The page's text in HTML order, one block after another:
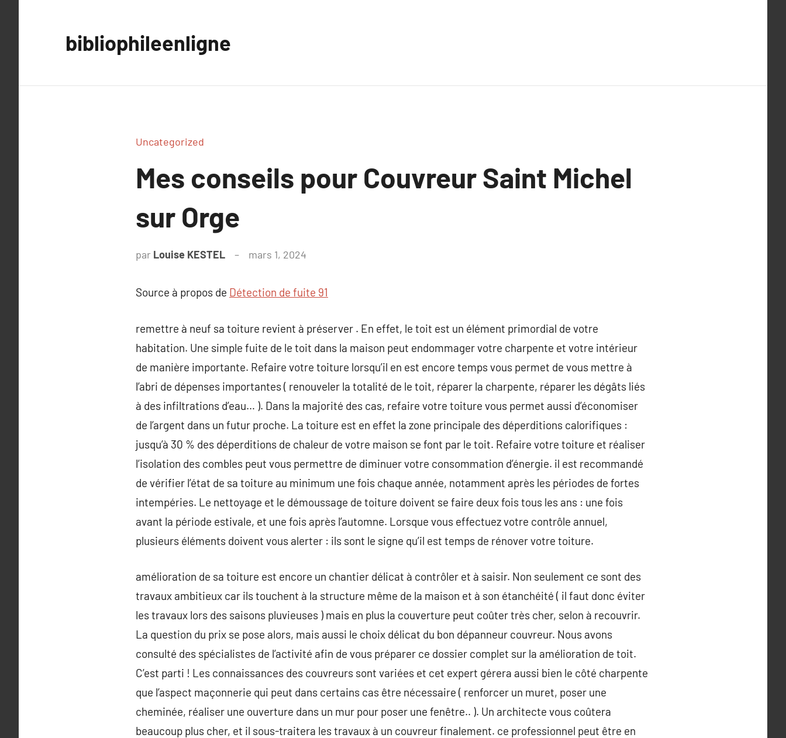
bibliophileenligne
Uncategorized
Mes conseils pour Couvreur Saint Michel
sur Orge
par Louise KESTEL mars 1, 2024
Source à propos de Détection de fuite 91
remettre à neuf sa toiture revient à préserver . En effet, le toit est un élément primordial de votre
habitation. Une simple fuite de le toit dans la maison peut endommager votre charpente et votre intérieur
de manière importante. Refaire votre toiture lorsqu’il en est encore temps vous permet de vous mettre à
l’abri de dépenses importantes ( renouveler la totalité de le toit, réparer la charpente, réparer les dégâts liés
à des infiltrations d’eau… ). Dans la majorité des cas, refaire votre toiture vous permet aussi d’économiser
de l’argent dans un futur proche. La toiture est en effet la zone principale des déperditions calorifiques :
jusqu’à 30 % des déperditions de chaleur de votre maison se font par le toit. Refaire votre toiture et réaliser
l’isolation des combles peut vous permettre de diminuer votre consommation d’énergie. il est recommandé
de vérifier l’état de sa toiture au minimum une fois chaque année, notamment après les périodes de fortes
intempéries. Le nettoyage et le démoussage de toiture doivent se faire deux fois tous les ans : une fois
avant la période estivale, et une fois après l’automne. Lorsque vous effectuez votre contrôle annuel,
plusieurs éléments doivent vous alerter : ils sont le signe qu’il est temps de rénover votre toiture.
amélioration de sa toiture est encore un chantier délicat à contrôler et à saisir. Non seulement ce sont des
travaux ambitieux car ils touchent à la structure même de la maison et à son étanchéité ( il faut donc éviter
les travaux lors des saisons pluvieuses ) mais en plus la couverture peut coûter très cher, selon à recouvrir.
La question du prix se pose alors, mais aussi le choix délicat du bon dépanneur couvreur. Nous avons
consulté des spécialistes de l’activité afin de vous préparer ce dossier complet sur la amélioration de toit.
C’est parti ! Les connaissances des couvreurs sont variées et cet expert gérera aussi bien le côté charpente
que l’aspect maçonnerie qui peut dans certains cas être nécessaire ( renforcer un muret, poser une
cheminée, réaliser une ouverture dans un mur pour poser une fenêtre.. ). Un architecte vous coûtera
beaucoup plus cher, et il sous-traitera les travaux à un couvreur finalement. ce professionnel peut être en